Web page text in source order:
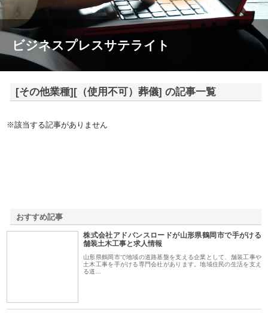
ビジネスプレスサテライト
[その他業種][（使用不可）葬儀] の記事一覧
※該当する記事がありません
おすすめ記事
株式会社アドバンスロードが山形県鶴岡市で手がける
舗装土木工事と求人情報
山形県鶴岡市で地域の道路基盤を支える企業として、舗装工事や
土木工事を手がける専門会社があります。地域住民の生活を支え
る道…